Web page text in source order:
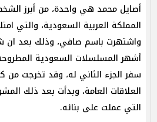
أصايل محمد هي واحدة، من أبرز
المملكة العربية السعودية، والتي
واشتهرت باسم صافي، وذلك بعد
أشهر المسلسلات السعودية
سفر الجزء الثاني له، وقد تخرجت من
العلاقات العامة، وبدأت بعد ذلك
التي عملت على بنائه.